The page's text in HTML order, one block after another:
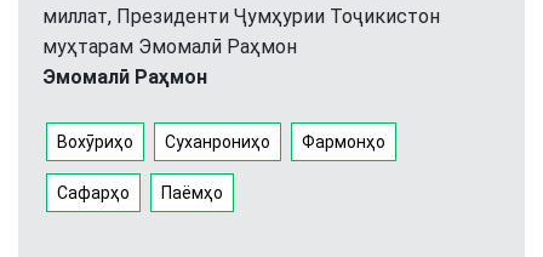
миллат, Президенти Ҷумҳурии Тоҷикистон
муҳтарам Эмомалӣ Раҳмон
Эмомалӣ Раҳмон
Вохӯриҳо Суханрониҳо Фармонҳо
Сафарҳо Паёмҳо